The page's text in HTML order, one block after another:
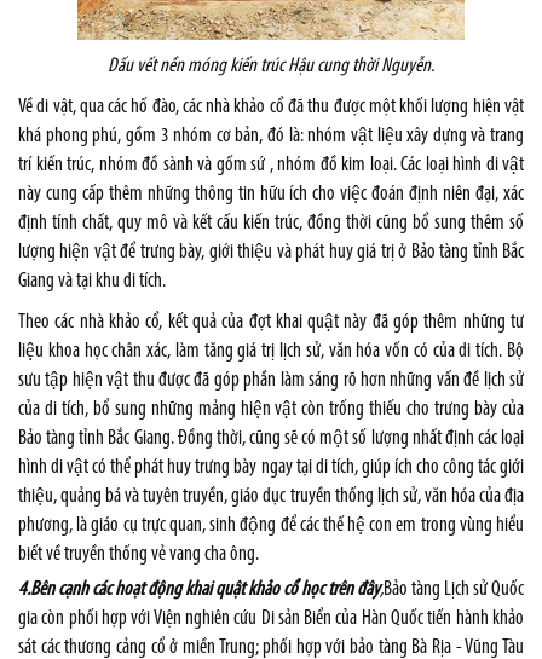
Dấu vết nền móng kiến trúc Hậu cung thời Nguyễn.
Về di vật, qua các hố đào, các nhà khảo cổ đã thu được một khối lượng hiện vật
khá phong phú, gồm 3 nhóm cơ bản, đó là: nhóm vật liệu xây dựng và trang
trí kiến trúc, nhóm đồ sành và gốm sứ , nhóm đồ kim loại. Các loại hình di vật
này cung cấp thêm những thông tin hữu ích cho việc đoán định niên đại, xác
định tính chất, quy mô và kết cấu kiến trúc, đồng thời cũng bổ sung thêm số
lượng hiện vật để trưng bày, giới thiệu và phát huy giá trị ở Bảo tàng tỉnh Bắc
Giang và tại khu di tích.
Theo các nhà khảo cổ, kết quả của đợt khai quật này đã góp thêm những tư
liệu khoa học chân xác, làm tăng giá trị lịch sử, văn hóa vốn có của di tích. Bộ
sưu tập hiện vật thu được đã góp phần làm sáng rõ hơn những vấn đề lịch sử
của di tích, bổ sung những mảng hiện vật còn trống thiếu cho trưng bày của
Bảo tàng tỉnh Bắc Giang. Đồng thời, cũng sẽ có một số lượng nhất định các loại
hình di vật có thể phát huy trưng bày ngay tại di tích, giúp ích cho công tác giới
thiệu, quảng bá và tuyên truyền, giáo dục truyền thống lịch sử, văn hóa của địa
phương, là giáo cụ trực quan, sinh động để các thế hệ con em trong vùng hiểu
biết về truyền thống vẻ vang cha ông.
4.Bên cạnh các hoạt động khai quật khảo cổ học trên đây,Bảo tàng Lịch sử Quốc
gia còn phối hợp với Viện nghiên cứu Di sản Biển của Hàn Quốc tiến hành khảo
sát các thương cảng cổ ở miền Trung; phối hợp với bảo tàng Bà Rịa - Vũng Tàu